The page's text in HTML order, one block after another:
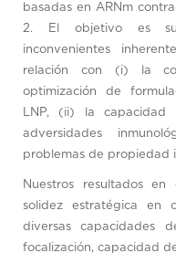
basadas en ARNm
2. El objetivo es
inconvenientes
relación con (i) la
optimización de
LNP, (ii) la
adversidades
problemas de propiedad
Nuestros resultados
solidez estratégica en
diversas capacidades
focalización, capacidad